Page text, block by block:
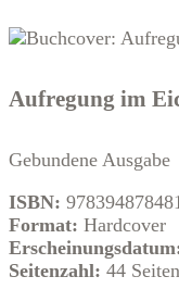
Aufregung im
Gebundene Ausgabe
ISBN:
Format: Hardcover
Seitenzahl: 44 Seiten